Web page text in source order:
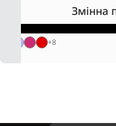
Змінна
+8